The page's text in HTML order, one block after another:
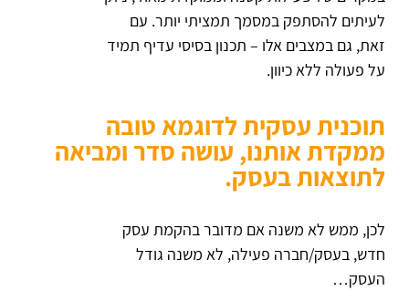
לעיתים להסתפק במסמך תמציתי יותר. עם
זאת, גם במצבים אלו – תכנון בסיסי עדיף תמיד
על פעולה ללא כיוון.
תוכנית עסקית לדוגמא טובה
ממקדת אותנו, עושה סדר ומביאה
לתוצאות בעסק.
לכן, ממש לא משנה אם מדובר בהקמת עסק
חדש, בעסק/חברה פעילה, לא משנה גודל
העסק…